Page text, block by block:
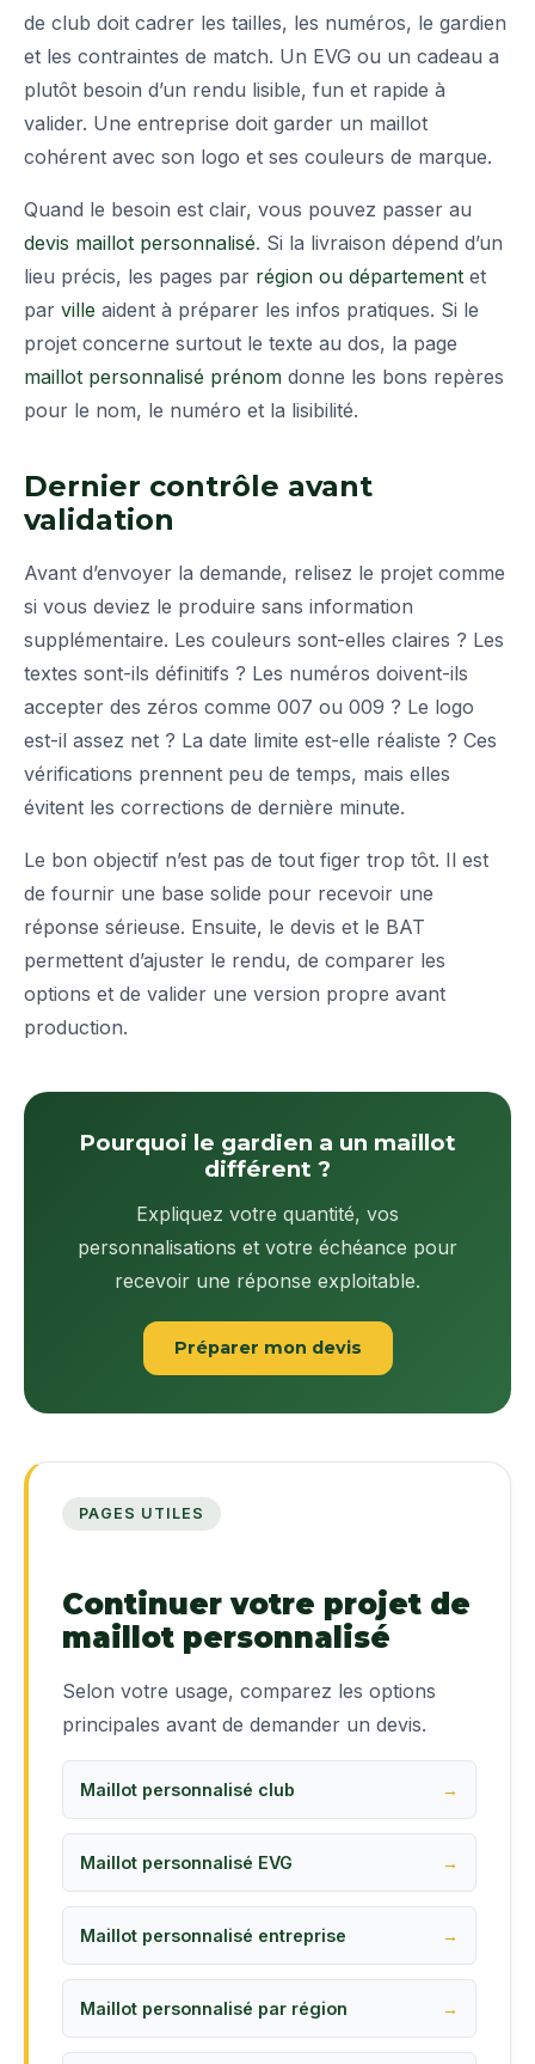
de club doit cadrer les tailles, les numéros, le gardien
et les contraintes de match. Un EVG ou un cadeau a
plutôt besoin d’un rendu lisible, fun et rapide à
valider. Une entreprise doit garder un maillot
cohérent avec son logo et ses couleurs de marque.
Quand le besoin est clair, vous pouvez passer au
devis maillot personnalisé. Si la livraison dépend d’un
lieu précis, les pages par région ou département et
par ville aident à préparer les infos pratiques. Si le
projet concerne surtout le texte au dos, la page
maillot personnalisé prénom donne les bons repères
pour le nom, le numéro et la lisibilité.
Dernier contrôle avant
validation
Avant d’envoyer la demande, relisez le projet comme
si vous deviez le produire sans information
supplémentaire. Les couleurs sont-elles claires ? Les
textes sont-ils définitifs ? Les numéros doivent-ils
accepter des zéros comme 007 ou 009 ? Le logo
est-il assez net ? La date limite est-elle réaliste ? Ces
vérifications prennent peu de temps, mais elles
évitent les corrections de dernière minute.
Le bon objectif n’est pas de tout figer trop tôt. Il est
de fournir une base solide pour recevoir une
réponse sérieuse. Ensuite, le devis et le BAT
permettent d’ajuster le rendu, de comparer les
options et de valider une version propre avant
production.
Pourquoi le gardien a un maillot
différent ?
Expliquez votre quantité, vos
personnalisations et votre échéance pour
recevoir une réponse exploitable.
Préparer mon devis
PAGES UTILES
Continuer votre projet de
maillot personnalisé
Selon votre usage, comparez les options
principales avant de demander un devis.
Maillot personnalisé club
Maillot personnalisé EVG
Maillot personnalisé entreprise
Maillot personnalisé par région